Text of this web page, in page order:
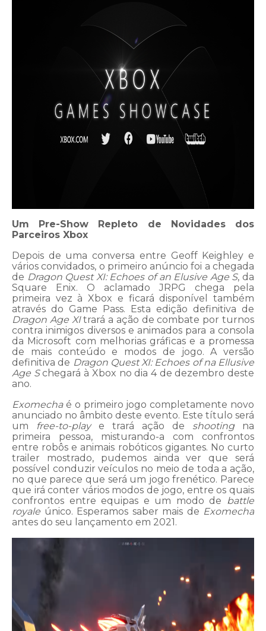
Um Pre-Show Repleto de Novidades dos
Parceiros Xbox
Depois de uma conversa entre Geoff Keighley e
vários convidados, o primeiro anúncio foi a chegada
de Dragon Quest XI: Echoes of an Elusive Age S, da
Square Enix. O aclamado JRPG chega pela
primeira vez à Xbox e ficará disponível também
através do Game Pass. Esta edição definitiva de
Dragon Age XItrará a ação de combate por turnos
contra inimigos diversos e animados para a consola
da Microsoft com melhorias gráficas e a promessa
de mais conteúdo e modos de jogo. A versão
definitiva de Dragon Quest XI: Echoes of na Ellusive
Age Schegará à Xbox no dia 4 de dezembro deste
ano.
Exomechaé o primeiro jogo completamente novo
anunciado no âmbito deste evento. Este título será
um
free-to-playe trará ação de shootingna
primeira pessoa, misturando-a com confrontos
entre robôs e animais robóticos gigantes. No curto
trailer mostrado, pudemos ainda ver que será
possível conduzir veículos no meio de toda a ação,
no que parece que será um jogo frenético. Parece
que irá conter vários modos de jogo, entre os quais
confrontos entre equipas e um modo de battle
royale único. Esperamos saber mais de Exomecha
antes do seu lançamento em 2021.